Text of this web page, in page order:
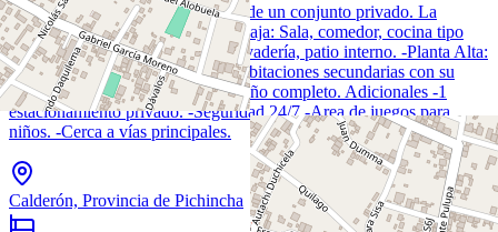
La propiedad se encuentra dentro de un conjunto privado. La
distribución es moderna: -Planta Baja: Sala, comedor, cocina tipo
americano, baño social, área de lavadería, patio interno. -Planta Alta:
Habitación master con closet, 2 habitaciones secundarias con su
respectivo closet, comparten un baño completo. Adicionales -1
estacionamiento privado. -Seguridad 24/7 -Area de juegos para
niños. -Cerca a vías principales.
Calderón, Provincia de Pichincha